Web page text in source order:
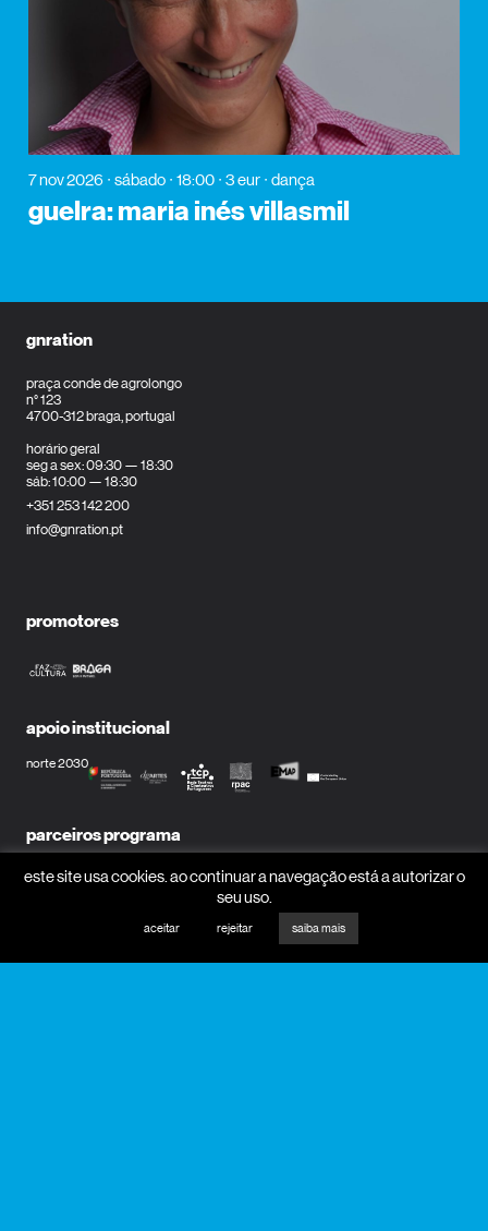
7 nov 2026 sábado 18:00 3 eur dança
guelra: maria inés villasmil
gnration
praça conde de agrolongo
n° 123
4700-312 braga, portugal
horário geral
seg a sex: 09:30 — 18:30
sáb: 10:00 — 18:30
+351 253 142 200
info@gnration.pt
promotores
apoio institucional
norte 2030
parceiros programa
este site usa cookies. ao continuar a navegação está a autorizar o
seu uso.
aceitar rejeitar saiba mais